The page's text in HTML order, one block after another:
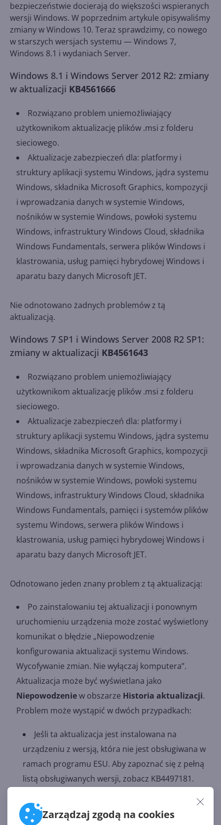
Zarządzaj zgodą na cookies
bezpieczeństwie docierają do większości wspieranych
wersji Windows. W poprzednim artykule opisywaliśmy
zmiany w Windows 10. Teraz sprawdzimy, co nowego
w starszych wersjach systemu — Windows 7,
Windows 8.1 i wydaniach Server.
Windows 8.1 i Windows Server 2012 R2: zmiany
w aktualizacji KB4561666
Rozwiązano problem uniemożliwiający
użytkownikom aktualizację plików .msi z folderu
sieciowego.
Aktualizacje zabezpieczeń dla: platformy i
struktury aplikacji systemu Windows, jądra systemu
Windows, składnika Microsoft Graphics, kompozycji
i wprowadzania danych w systemie Windows,
nośników w systemie Windows, powłoki systemu
Windows, infrastruktury Windows Cloud, składnika
Windows Fundamentals, serwera plików Windows i
klastrowania, usług pamięci hybrydowej Windows i
aparatu bazy danych Microsoft JET.
Nie odnotowano żadnych problemów z tą
aktualizacją.
Windows 7 SP1 i Windows Server 2008 R2 SP1:
zmiany w aktualizacji KB4561643
Rozwiązano problem uniemożliwiający
użytkownikom aktualizację plików .msi z folderu
sieciowego.
Aktualizacje zabezpieczeń dla: platformy i
struktury aplikacji systemu Windows, jądra systemu
Windows, składnika Microsoft Graphics, kompozycji
i wprowadzania danych w systemie Windows,
nośników w systemie Windows, powłoki systemu
Windows, infrastruktury Windows Cloud, składnika
Windows Fundamentals, pamięci i systemów plików
systemu Windows, serwera plików Windows i
klastrowania, usług pamięci hybrydowej Windows i
aparatu bazy danych Microsoft JET.
Odnotowano jeden znany problem z tą aktualizacją:
Po zainstalowaniu tej aktualizacji i ponownym
uruchomieniu urządzenia może zostać wyświetlony
komunikat o błędzie „Niepowodzenie
konfigurowania aktualizacji systemu Windows.
Wycofywanie zmian. Nie wyłączaj komputera”.
Aktualizacja może być wyświetlana jako
Niepowodzeniew obszarze Historia aktualizacji.
Problem może wystąpić w dwóch przypadkach:
Jeśli ta aktualizacja jest instalowana na
urządzeniu z wersją, która nie jest obsługiwana w
ramach programu ESU. Aby zapoznać się z pełną
listą obsługiwanych wersji, zobacz KB4497181.
klucza dodatków MAK aktualizacji ESU.